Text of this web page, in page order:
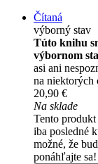
Čítaná
výborný stav
Túto knihu
výbornom
asi ani
na niektorých
20,90 €
Na sklade
Tento produkt
iba posledné
možné, že
ponáhľajte sa!